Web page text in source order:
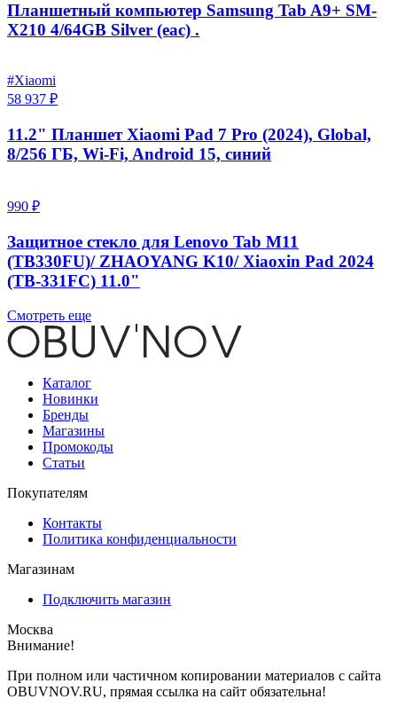
Планшетный компьютер Samsung Tab A9+ SM-
X210 4/64GB Silver (eac) .
#Xiaomi
58 937 ₽
11.2" Планшет Xiaomi Pad 7 Pro (2024), Global,
8/256 ГБ, Wi-Fi, Android 15, синий
990 ₽
Защитное стекло для Lenovo Tab M11
(TB330FU)/ ZHAOYANG K10/ Xiaoxin Pad 2024
(TB-331FC) 11.0"
Смотреть еще
Каталог
Новинки
Бренды
Магазины
Промокоды
Статьи
Покупателям
Контакты
Политика конфиденциальности
Магазинам
Подключить магазин
Москва
Внимание!
При полном или частичном копировании материалов с сайта
OBUVNOV.RU, прямая ссылка на сайт обязательна!